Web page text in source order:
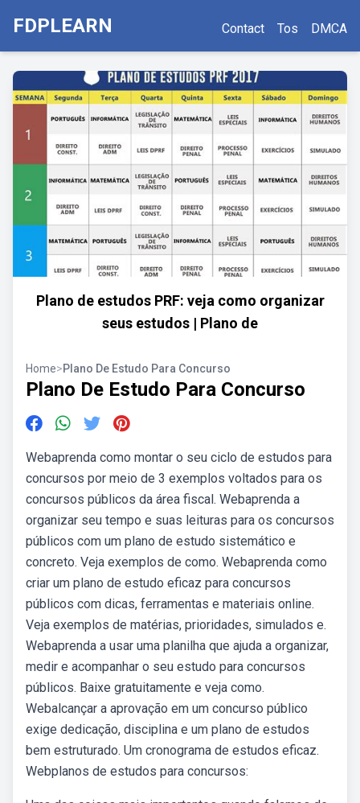
FDPLEARN Contact Tos DMCA
Plano de estudos PRF: veja como organizar
seus estudos | Plano de
Home>Plano De Estudo Para Concurso
Plano De Estudo Para Concurso
Webaprenda como montar o seu ciclo de estudos para
concursos por meio de 3 exemplos voltados para os
concursos públicos da área fiscal. Webaprenda a
organizar seu tempo e suas leituras para os concursos
públicos com um plano de estudo sistemático e
concreto. Veja exemplos de como. Webaprenda como
criar um plano de estudo eficaz para concursos
públicos com dicas, ferramentas e materiais online.
Veja exemplos de matérias, prioridades, simulados e.
Webaprenda a usar uma planilha que ajuda a organizar,
medir e acompanhar o seu estudo para concursos
públicos. Baixe gratuitamente e veja como.
Webalcançar a aprovação em um concurso público
exige dedicação, disciplina e um plano de estudos
bem estruturado. Um cronograma de estudos eficaz.
Webplanos de estudos para concursos: